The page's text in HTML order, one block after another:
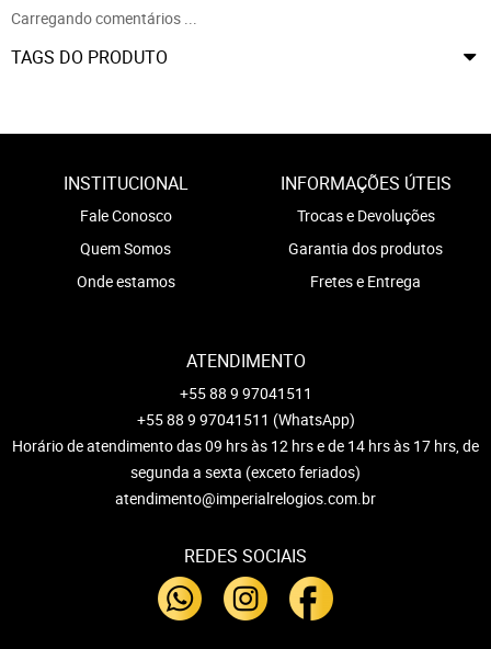
Carregando comentários ...
TAGS DO PRODUTO
INSTITUCIONAL
Fale Conosco
Quem Somos
Onde estamos
INFORMAÇÕES ÚTEIS
Trocas e Devoluções
Garantia dos produtos
Fretes e Entrega
ATENDIMENTO
+55 88 9 97041511
+55 88 9 97041511 (WhatsApp)
Horário de atendimento das 09 hrs às 12 hrs e de 14 hrs às 17 hrs, de
segunda a sexta (exceto feriados)
atendimento@imperialrelogios.com.br
REDES SOCIAIS